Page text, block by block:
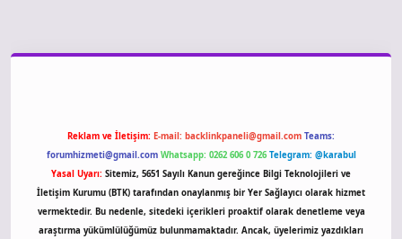
Reklam ve İletişim: E-mail: backlinkpaneli@gmail.com Teams:
forumhizmeti@gmail.com Whatsapp: 0262 606 0 726 Telegram: @karabul
Yasal Uyarı: Sitemiz, 5651 Sayılı Kanun gereğince Bilgi Teknolojileri ve
İletişim Kurumu (BTK) tarafından onaylanmış bir Yer Sağlayıcı olarak hizmet
vermektedir. Bu nedenle, sitedeki içerikleri proaktif olarak denetleme veya
araştırma yükümlülüğümüz bulunmamaktadır. Ancak, üyelerimiz yazdıkları